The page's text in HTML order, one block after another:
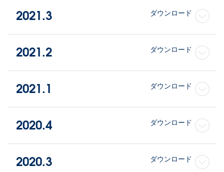
2021.3 ダウンロード
2021.2 ダウンロード
2021.1 ダウンロード
2020.4 ダウンロード
2020.3 ダウンロード